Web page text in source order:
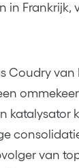
in Frankrijk,
Coudry van
ommekeer
katalysator
van